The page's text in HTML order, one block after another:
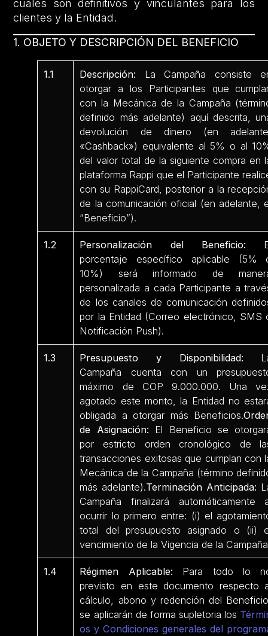
cuales son definitivos y vinculantes para los
clientes y la Entidad.
1. OBJETO Y DESCRIPCIÓN DEL BENEFICIO
1.1 Descripción: La Campaña consiste
otorgar a los Participantes que
con la Mecánica de la Campaña
definido más adelante) aquí descrita,
devolución de dinero (en
«Cashback») equivalente al 5% o al
del valor total de la siguiente compra en
plataforma Rappi que el Participante
con su RappiCard, posterior a la
de la comunicación oficial (en adelante,
“Beneficio”).
1.2 Personalización del Beneficio:
porcentaje específico aplicable (5%
10%) será informado de
personalizada a cada Participante a
de los canales de comunicación
por la Entidad (Correo electrónico, SMS
Notificación Push).
1.3 Presupuesto y Disponibilidad:
Campaña cuenta con un
máximo de COP 9.000.000. Una
agotado este monto, la Entidad no
obligada a otorgar más Beneficios.
de Asignación: El Beneficio se
por estricto orden cronológico de
transacciones exitosas que cumplan con
Mecánica de la Campaña (término
más adelante).Terminación Anticipada:
Campaña finalizará automáticamente
ocurrir lo primero entre: (i) el
total del presupuesto asignado o (ii)
vencimiento de la Vigencia de la
1.4 Régimen Aplicable: Para todo lo
previsto en este documento respecto
cálculo, abono y redención del
se aplicarán de forma supletoria los
os y Condiciones generales del